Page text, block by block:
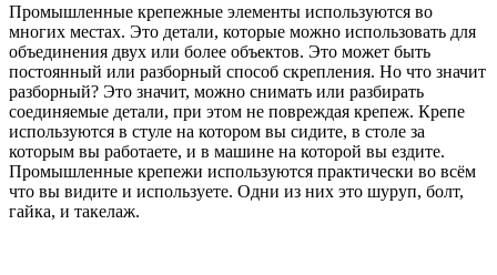
Промышленные крепежные элементы используются во
многих местах. Это детали, которые можно использовать для
объединения двух или более объектов. Это может быть
постоянный или разборный способ скрепления. Но что значит
разборный? Это значит, можно снимать или разбирать
соединяемые детали, при этом не повреждая крепеж. Крепе
используются в стуле на котором вы сидите, в столе за
которым вы работаете, и в машине на которой вы ездите.
Промышленные крепежи используются практически во всём
что вы видите и используете. Одни из них это шуруп, болт,
гайка, и такелаж.